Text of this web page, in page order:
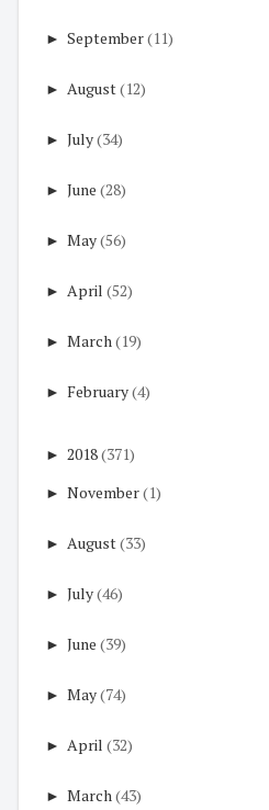
► September(11)
► August(12)
► July(34)
► June (28)
► May(56)
► April (52)
► March(19)
► February(4)
► 2018(371)
► November(1)
► August(33)
► July(46)
► June (39)
► May(74)
► April (32)
► March(43)